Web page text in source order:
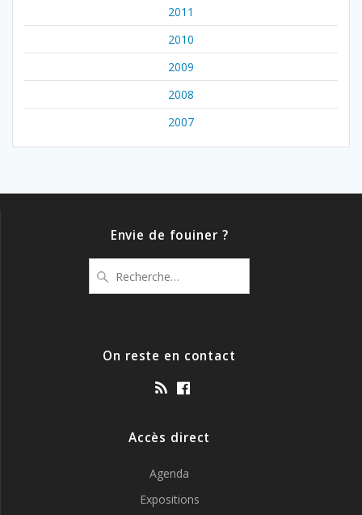
2011
2010
2009
2008
2007
Envie de fouiner ?
pour
On reste en contact
Accès direct
Agenda
Expositions